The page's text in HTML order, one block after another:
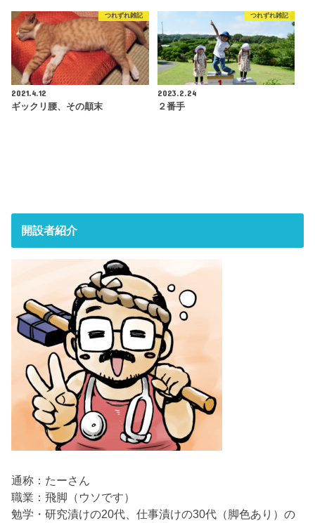
つれずれ雑記
2021.4.12
ギックリ腰、その顛末
つれずれ雑記
2023.2.24
２番手
開設者紹介
通称：たーさん
職業：飛脚（ウソです）
勉学・研究漬けの20代、仕事漬けの30代（脚色あり）の